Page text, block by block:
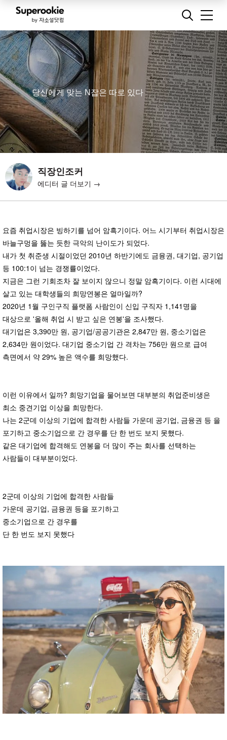
당신에게 맞는 N잡은 따로 있다
직장인조커
에디터 글 더보기 →
요즘 취업시장은 빙하기를 넘어 암흑기이다. 어느 시기부터 취업시장은
바늘구멍을 뚫는 듯한 극악의 난이도가 되었다.
내가 첫 취준생 시절이었던 2010년 하반기에도 금융권, 대기업, 공기업
등 100:1이 넘는 경쟁률이었다.
지금은 그런 기회조차 잘 보이지 않으니 정말 암흑기이다. 이런 시대에
살고 있는 대학생들의 희망연봉은 얼마일까?
2020년 1월 구인구직 플랫폼 사람인이 신입 구직자 1,141명을
대상으로 '올해 취업 시 받고 싶은 연봉'을 조사했다.
대기업은 3,390만 원, 공기업/공공기관은 2,847만 원, 중소기업은
2,634만 원이었다. 대기업 중소기업 간 격차는 756만 원으로 급여
측면에서 약 29% 높은 액수를 희망했다.
이런 이유에서 일까? 희망기업을 물어보면 대부분의 취업준비생은
최소 중견기업 이상을 희망한다.
나는 2군데 이상의 기업에 합격한 사람들 가운데 공기업, 금융권 등 을
포기하고 중소기업으로 간 경우를 단 한 번도 보지 못했다.
같은 대기업에 합격해도 연봉을 더 많이 주는 회사를 선택하는
사람들이 대부분이었다.
2군데 이상의 기업에 합격한 사람들
가운데 공기업, 금융권 등을 포기하고
중소기업으로 간 경우를
단 한 번도 보지 못했다